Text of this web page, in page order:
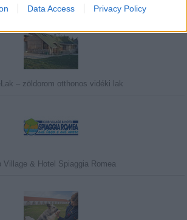
Data Access Privacy Policy
– zöldorom otthonos vidéki lak
Village & Hotel Spiaggia Romea